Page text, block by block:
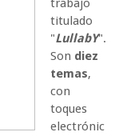
trabajo
titulado
"LullabY".
Son diez
temas,
con
toques
electrónic